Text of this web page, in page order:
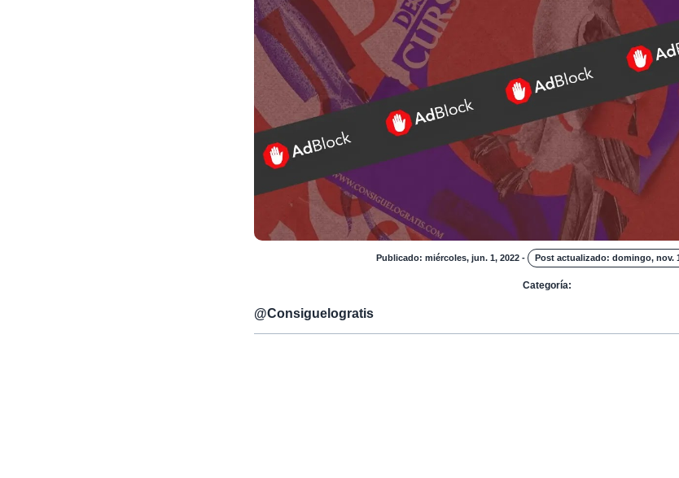
Publicado: miércoles, jun. 1, 2022 - Post actualizado: domingo, nov.
Categoría:
@Consiguelogratis